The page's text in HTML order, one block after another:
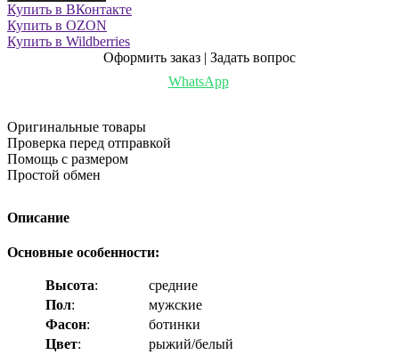
Купить в ВКонтакте
Купить в OZON
Купить в Wildberries
Оформить заказ | Задать вопрос
WhatsApp
Оригинальные товары
Проверка перед отправкой
Помощь с размером
Простой обмен
Описание
Основные особенности:
Высота:
средние
Пол:
мужские
Фасон:
ботинки
Цвет:
рыжий/белый